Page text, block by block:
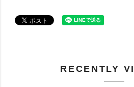
RECENTLY